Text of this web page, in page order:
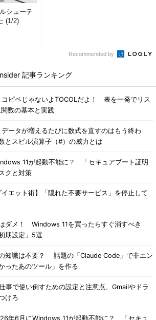
シューテ
(1/2)
Recommended by
記事ランキング
コピペじゃないよTOCOLだよ！ 表を一発でリス
数の基本と実践
データが増えるたびに数式を直すのはもう終わ
とスピル演算子（#）の威力とは
11が起動不能に？ 「セキュアブート証明
クと対策
イエット術】「隠れた不要サービス」を停止して
ダメ！ Windows 11を買ったらすぐ消すべき
期設定」5選
知識は不要？ 話題の「Claude Code」で非エン
ったあのツール」を作る
事で使い倒すための設定と注意点、Gmailやドラ
けろ
年6月にWindows 11が起動不能に？ 「セキュ